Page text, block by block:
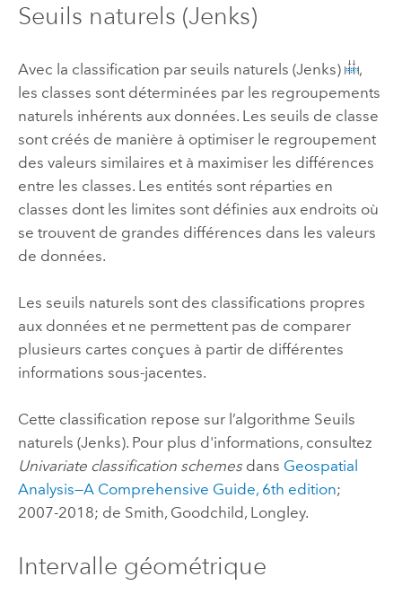
Seuils naturels (Jenks)
Avec la classification par seuils naturels (Jenks)
,
les classes sont déterminées par les regroupements
naturels inhérents aux données. Les seuils de classe
sont créés de manière à optimiser le regroupement
des valeurs similaires et à maximiser les différences
entre les classes. Les entités sont réparties en
classes dont les limites sont définies aux endroits où
se trouvent de grandes différences dans les valeurs
de données.
Les seuils naturels sont des classifications propres
aux données et ne permettent pas de comparer
plusieurs cartes conçues à partir de différentes
informations sous-jacentes.
Cette classification repose sur l’algorithme Seuils
naturels (Jenks). Pour plus d'informations, consultez
Univariate classification schemesdans Geospatial
Analysis—A Comprehensive Guide, 6th edition;
2007-2018; de Smith, Goodchild, Longley.
Intervalle géométrique